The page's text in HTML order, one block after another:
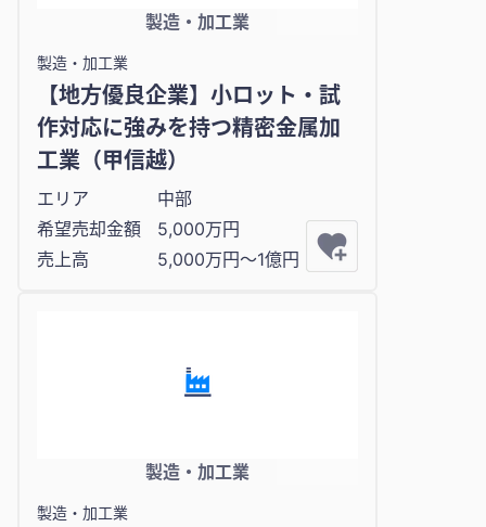
製造・加工業
製造・加工業
【地方優良企業】小ロット・試
作対応に強みを持つ精密金属加
工業（甲信越）
エリア
中部
希望売却金額
5,000万円
売上高
5,000万円〜1億円
製造・加工業
製造・加工業